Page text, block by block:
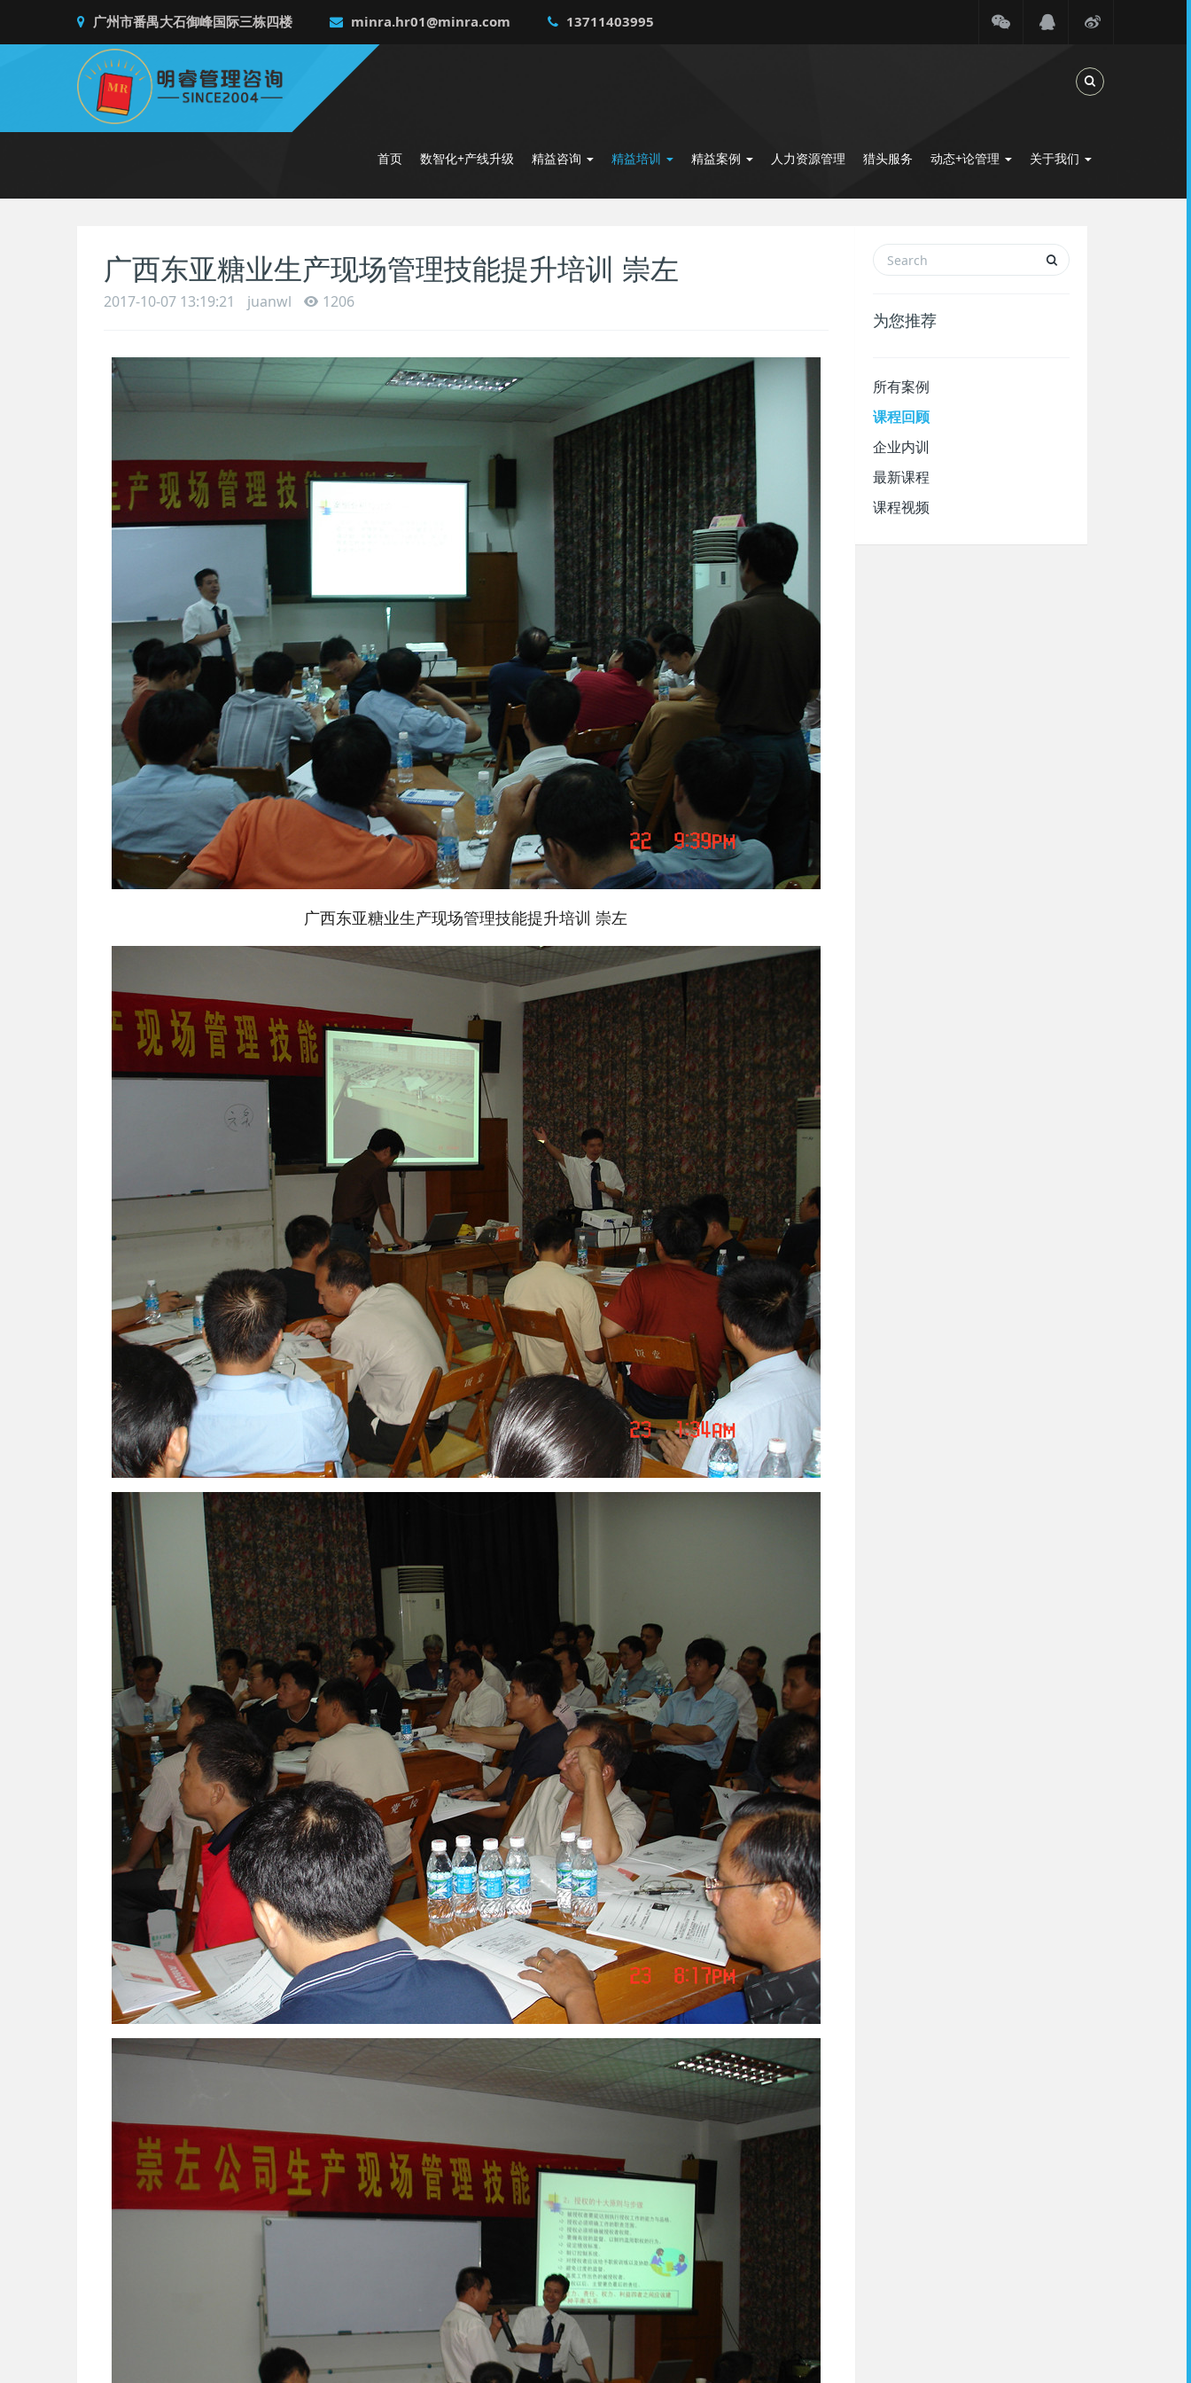
广州市番禺大石御峰国际三栋四楼 minra.hr01@minra.com 13711403995
Toggle Search
首页 数智化+产线升级 精益咨询 精益培训 精益案例 人力资源管理 猎头服务 动态+论管理 关于我们
广西东亚糖业生产现场管理技能提升培训 崇左
2017-10-07 13:19:21 juanwl 1206
广西东亚糖业生产现场管理技能提升培训 崇左
为您推荐
所有案例
课程回顾
企业内训
最新课程
课程视频